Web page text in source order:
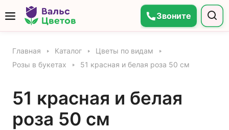
Звоните
Главная Каталог
Цветы по видам
Розы в букетах
51 красная и белая роза 50 см
51 красная и белая
роза 50 см